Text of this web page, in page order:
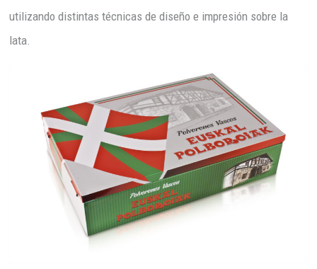
utilizando distintas técnicas de diseño e impresión sobre la
lata.